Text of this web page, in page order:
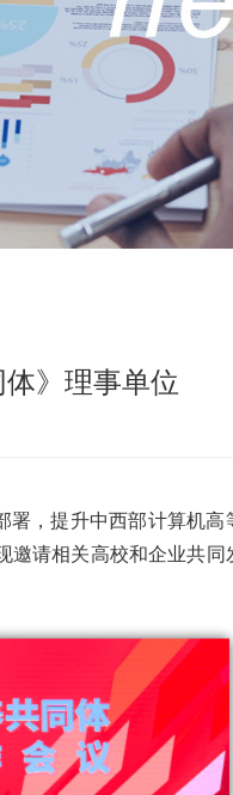
》理事单位
署，提升中西部计算机高
邀请相关高校和企业共同